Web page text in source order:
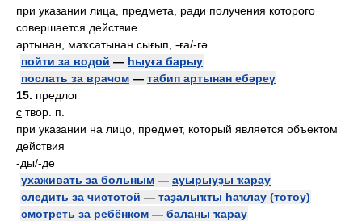
при указании лица, предмета, ради получения которого
совершается действие
артынан, маҡсатынан сығып, -ға/-гә
пойти за водой — һыуға барыу
послать за врачом — табип артынан ебәреү
15. предлог
с твор. п.
при указании на лицо, предмет, который является объектом
действия
-ды/-де
ухаживать за больным — ауырыуҙы ҡарау
следить за чистотой — таҙалыҡты һаҡлау (тотоу)
смотреть за ребёнком — баланы ҡарау